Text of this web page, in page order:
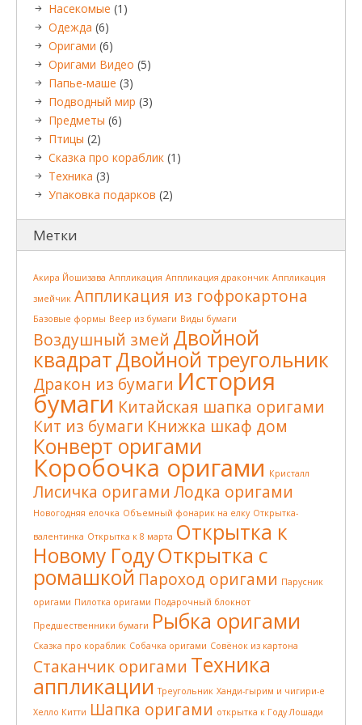
Насекомые (1)
Одежда (6)
Оригами (6)
Оригами Видео (5)
Папье-маше (3)
Подводный мир (3)
Предметы (6)
Птицы (2)
Сказка про кораблик (1)
Техника (3)
Упаковка подарков (2)
Метки
Акира Йошизава Аппликация Аппликация дракончик Аппликация
змейчик Аппликация из гофрокартона
Базовые формы Веер из бумаги Виды бумаги
Воздушный змей Двойной
квадратДвойной треугольник
Дракон из бумаги История
бумаги Китайская шапка оригами
Кит из бумаги Книжка шкаф дом
Конверт оригами
Коробочка оригами Кристалл
Лисичка оригами Лодка оригами
Новогодняя елочка Объемный фонарик на елку Открытка-
валентинка Открытка к 8 марта Открытка к
Новому ГодуОткрытка с
ромашкой Пароход оригами Парусник
оригами Пилотка оригами Подарочный блокнот
Предшественники бумаги Рыбка оригами
Сказка про кораблик Собачка оригами Совёнок из картона
Стаканчик оригами Техника
аппликации Треугольник Ханди-гырим и чигири-е
Хелло Китти Шапка оригами открытка к Году Лошади